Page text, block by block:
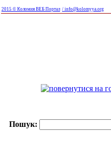
2015 © Коломия ВЕБ Портал / info@kolomyya.org
Пошук: